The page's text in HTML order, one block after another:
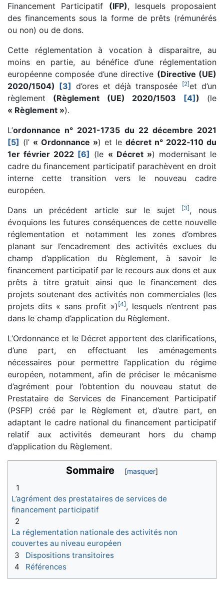
Financement Participatif (IFP), lesquels proposaient
des financements sous la forme de prêts (rémunérés
ou non) ou de dons.
Cette réglementation à vocation à disparaitre, au
moins en partie, au bénéfice d’une réglementation
européenne composée d’une directive (Directive (UE)
2020/1504) [3] d’ores et déjà transposée [2]et d’un
règlement (Règlement (UE) 2020/1503 [4]) (le
« Règlement »).
L’ordonnance n° 2021-1735 du 22 décembre 2021
[5] (l’ « Ordonnance ») et le décret n° 2022‑110 du
1er février 2022 [6] (le « Décret ») modernisant le
cadre du financement participatif parachèvent en droit
interne cette transition vers le nouveau cadre
européen.
Dans un précédent article sur le sujet
[3], nous
évoquions les futures conséquences de cette nouvelle
réglementation et notamment les zones d’ombres
planant sur l’encadrement des activités exclues du
champ d’application du Règlement, à savoir le
financement participatif par le recours aux dons et aux
prêts à titre gratuit ainsi que le financement des
projets soutenant des activités non commerciales (les
projets dits « sans profit ») [4], lesquels n’entrent pas
dans le champ d’application du Règlement.
L’Ordonnance et le Décret apportent des clarifications,
d’une part, en effectuant les aménagements
nécessaires pour permettre l’application du régime
européen, notamment, afin de préciser le mécanisme
d’agrément pour l’obtention du nouveau statut de
Prestataire de Services de Financement Participatif
(PSFP) créé par le Règlement et, d’autre part, en
adaptant le cadre national du financement participatif
relatif aux activités demeurant hors du champ
d’application du Règlement.
Sommaire
1
L’agrément des prestataires de services de
financement participatif
2
La réglementation nationale des activités non
couvertes au niveau européen
3
Dispositions transitoires
4
Références